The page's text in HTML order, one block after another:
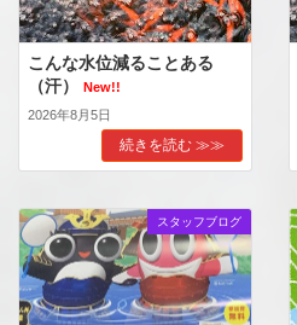
こんな水位減ることある
（汗）
New!!
2026年8月5日
続きを読む ≫≫
スタッフブログ